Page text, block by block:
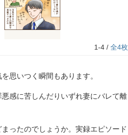
1-4 / 全4枚
思いつく瞬間もあります。
感に苦しんだりいずれ妻にバレて離
ったのでしょうか。実録エピソード